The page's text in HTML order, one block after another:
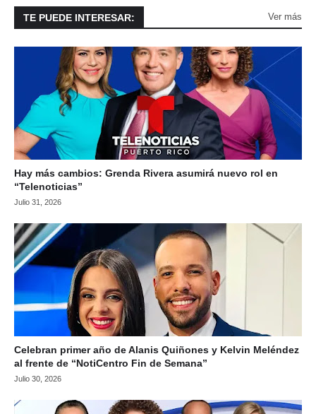
TE PUEDE INTERESAR: Ver más
Hay más cambios: Grenda Rivera asumirá nuevo rol en
“Telenoticias”
Julio 31, 2026
Celebran primer año de Alanis Quiñones y Kelvin Meléndez
al frente de “NotiCentro Fin de Semana”
Julio 30, 2026